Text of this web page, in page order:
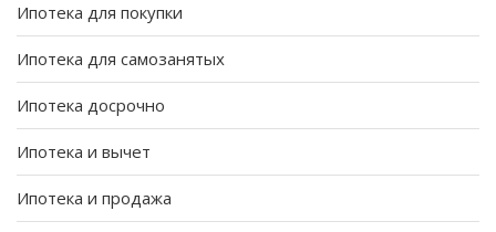
Ипотека для покупки
Ипотека для самозанятых
Ипотека досрочно
Ипотека и вычет
Ипотека и продажа